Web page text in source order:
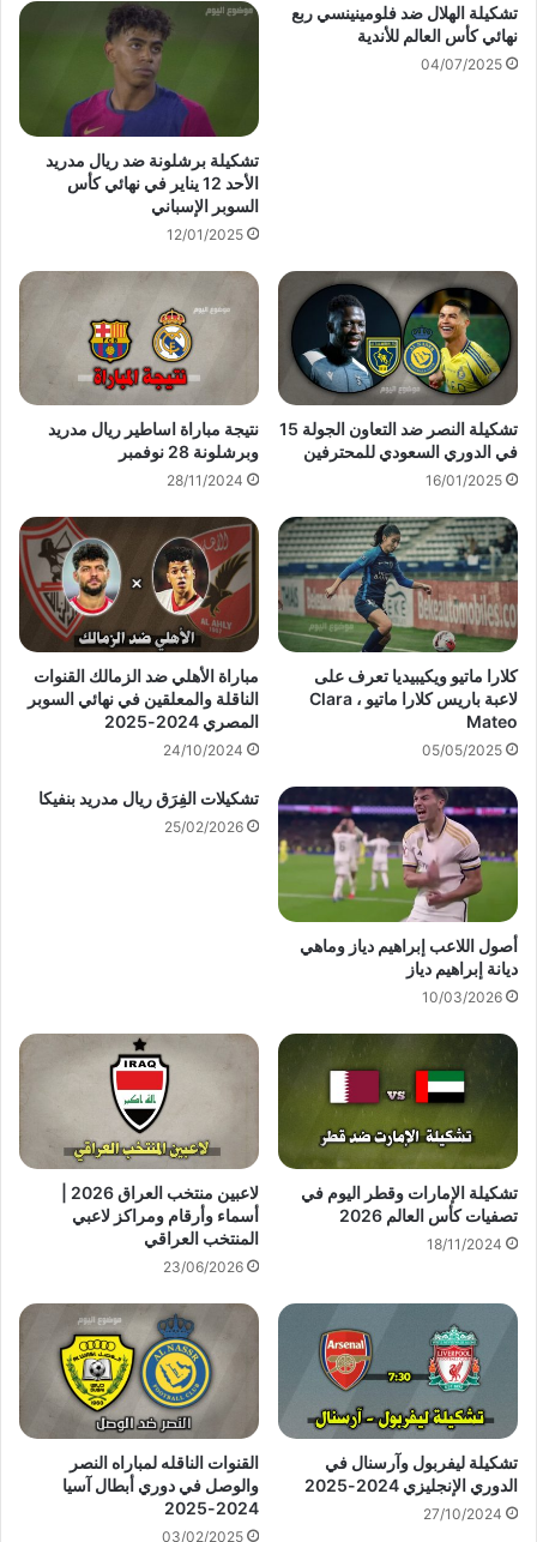
تشكيلة الهلال ضد فلومينينسي ربع
نهائي كأس العالم للأندية
04/07/2025
تشكيلة برشلونة ضد ريال مدريد
الأحد 12 يناير في نهائي كأس
السوبر الإسباني
12/01/2025
تشكيلة النصر ضد التعاون الجولة 15
في الدوري السعودي للمحترفين
16/01/2025
نتيجة مباراة اساطير ريال مدريد
وبرشلونة 28 نوفمبر
28/11/2024
كلارا ماتيو ويكيبيديا تعرف على
لاعبة باريس كلارا ماتيو ، Clara
Mateo
05/05/2025
مباراة الأهلي ضد الزمالك القنوات
الناقلة والمعلقين في نهائي السوبر
المصري 2024-2025
24/10/2024
أصول اللاعب إبراهيم دياز وماهي
ديانة إبراهيم دياز
10/03/2026
تشكيلات الفِرَق ريال مدريد بنفيكا
25/02/2026
تشكيلة الإمارات وقطر اليوم في
تصفيات كأس العالم 2026
18/11/2024
أسماء وأرقام ومراكز لاعبي
المنتخب العراقي
23/06/2026
تشكيلة ليفربول وآرسنال في
الدوري الإنجليزي 2024-2025
27/10/2024
القنوات الناقله لمباراه النصر
والوصل في دوري أبطال آسيا
2024-2025
03/02/2025